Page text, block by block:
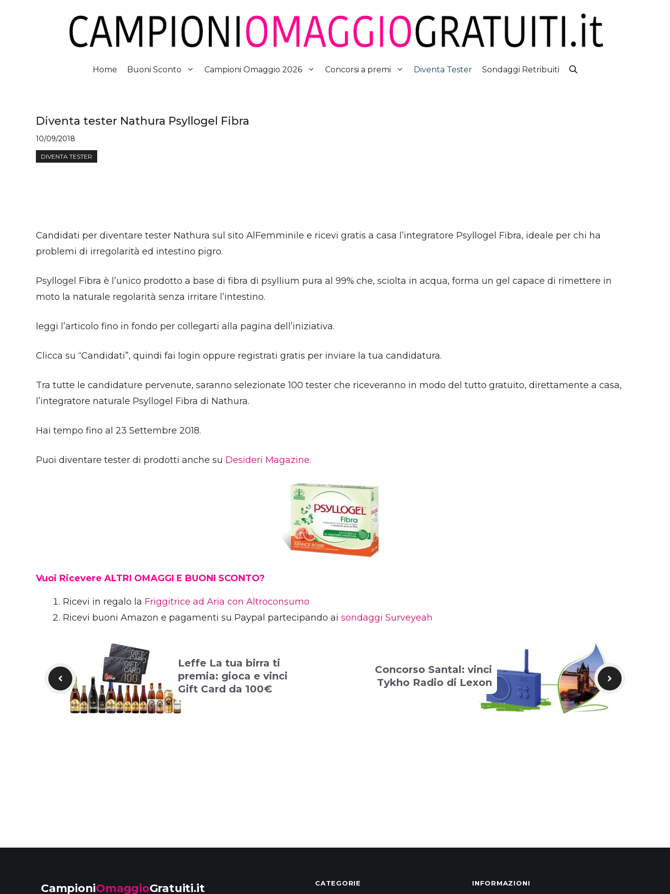
Home Buoni Sconto Campioni Omaggio 2026 Concorsi a premi Diventa Tester Sondaggi Retribuiti
Diventa tester Nathura Psyllogel Fibra
10/09/2018
DIVENTA TESTER
Candidati per diventare tester Nathura sul sito AlFemminile e ricevi gratis a casa l’integratore Psyllogel Fibra, ideale per chi ha
problemi di irregolarità ed intestino pigro.
Psyllogel Fibra è l’unico prodotto a base di fibra di psyllium pura al 99% che, sciolta in acqua, forma un gel capace di rimettere in
moto la naturale regolarità senza irritare l’intestino.
leggi l’articolo fino in fondo per collegarti alla pagina dell’iniziativa.
Clicca su “Candidati”, quindi fai login oppure registrati gratis per inviare la tua candidatura.
Tra tutte le candidature pervenute, saranno selezionate 100 tester che riceveranno in modo del tutto gratuito, direttamente a casa,
l’integratore naturale Psyllogel Fibra di Nathura.
Hai tempo fino al 23 Settembre 2018.
Puoi diventare tester di prodotti anche su Desideri Magazine.
Vuoi Ricevere ALTRI OMAGGI E BUONI SCONTO?
Ricevi in regalo la Friggitrice ad Aria con Altroconsumo
Ricevi buoni Amazon e pagamenti su Paypal partecipando ai sondaggi Surveyeah
Leffe La tua birra ti
premia: gioca e vinci
Gift Card da 100€
Concorso Santal: vinci
Tykho Radio di Lexon
CampioniOmaggioGratuiti.it CATEGORIE INFORMAZIONI